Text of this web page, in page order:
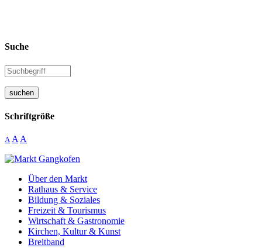
Suche
suchen
Schriftgröße
A A A
Über den Markt
Rathaus & Service
Bildung & Soziales
Freizeit & Tourismus
Wirtschaft & Gastronomie
Kirchen, Kultur & Kunst
Breitband